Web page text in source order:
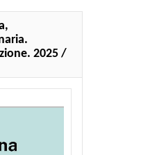
2025 /